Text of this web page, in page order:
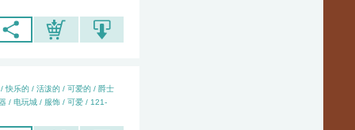
快乐的 / 活泼的 / 可爱的 / 爵士
/ 电玩城 / 服饰 / 可爱 / 121-